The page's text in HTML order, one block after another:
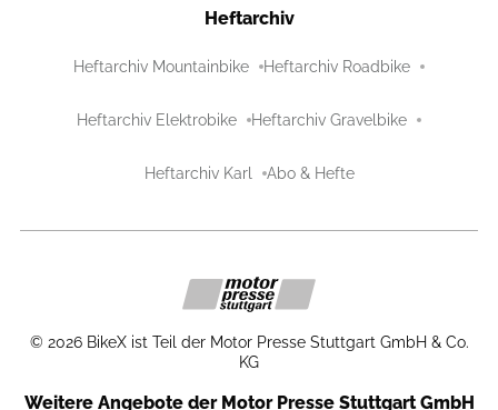
Heftarchiv
Heftarchiv Mountainbike Heftarchiv Roadbike
Heftarchiv Elektrobike Heftarchiv Gravelbike
Heftarchiv Karl Abo & Hefte
© 2026 BikeX ist Teil der Motor Presse Stuttgart GmbH & Co.
KG
Weitere Angebote der Motor Presse Stuttgart GmbH